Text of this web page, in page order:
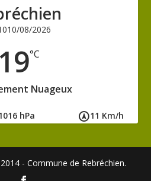
10/08/2026
19°C
Nuageux
hPa 11 Km/h
- Commune de Rebréchien.